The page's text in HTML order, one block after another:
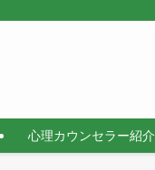
心理カウンセラー紹介